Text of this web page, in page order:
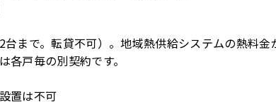
まで。転貸不可）。地域熱供給システムの熱料
各戸毎の別契約です。
置は不可